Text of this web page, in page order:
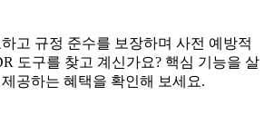
고 규정 준수를 보장하며 사전 예방적
도구를 찾고 계신가요? 핵심 기능을 살
공하는 혜택을 확인해 보세요.